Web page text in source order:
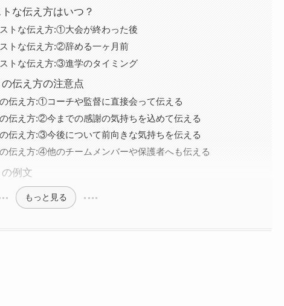
な伝え方はいつ？
トな伝え方:①大会が終わった後
トな伝え方:②辞める一ヶ月前
トな伝え方:③進学のタイミング
伝え方の注意点
伝え方:①コーチや監督に直接会って伝える
伝え方:②今までの感謝の気持ちを込めて伝える
伝え方:③今後について前向きな気持ちを伝える
伝え方:④他のチームメンバーや保護者へも伝える
例文
もっと見る